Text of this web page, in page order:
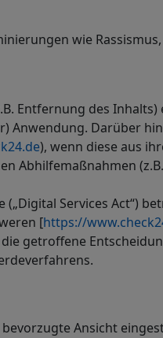
wie
Entfernung des
Anwendung. Darüber
), wenn diese aus
Abhilfemaßnahmen
Services Act“)
[https://
getroffene
Ansicht